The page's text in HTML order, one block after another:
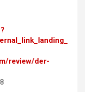
review/der-